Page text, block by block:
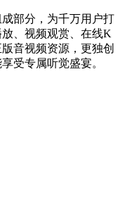
部分，为千万用户打
、视频观赏、在线K
音视频资源，更独创
受专属听觉盛宴。